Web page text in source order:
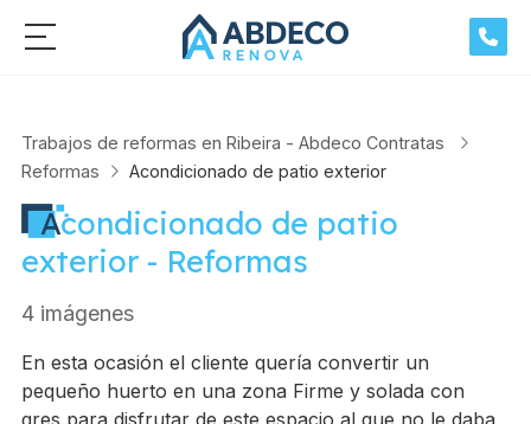
Trabajos de reformas en Ribeira - Abdeco Contratas
Reformas
Acondicionado de patio exterior
Acondicionado de patio
exterior - Reformas
4 imágenes
En esta ocasión el cliente quería convertir un
pequeño huerto en una zona Firme y solada con